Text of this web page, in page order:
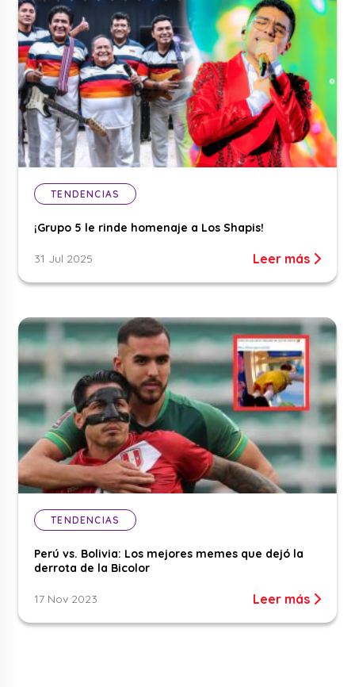
TENDENCIAS
¡Grupo 5 le rinde homenaje a Los Shapis!
31 Jul 2025 Leer más
TENDENCIAS
Perú vs. Bolivia: Los mejores memes que dejó la
derrota de la Bicolor
17 Nov 2023 Leer más